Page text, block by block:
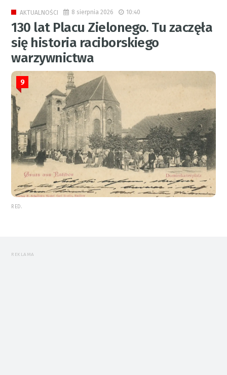
AKTUALNOŚCI 8 sierpnia 2026 10:40
130 lat Placu Zielonego. Tu zaczęła
się historia raciborskiego
warzywnictwa
9
RED.
REKLAMA